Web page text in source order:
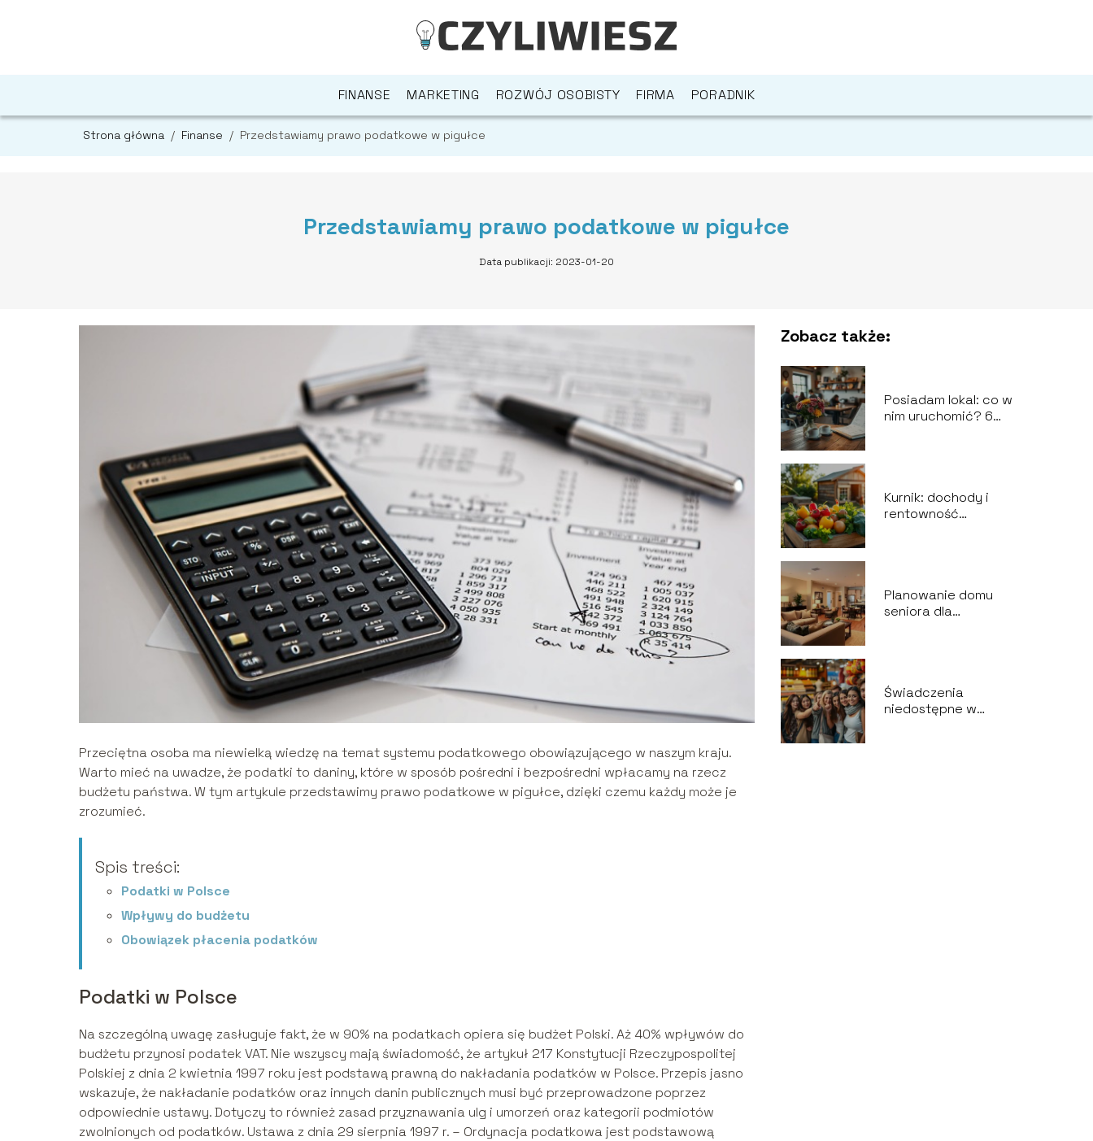
FINANSE MARKETING ROZWÓJ OSOBISTY FIRMA PORADNIK
Strona główna / Finanse / Przedstawiamy prawo podatkowe w pigułce
Przedstawiamy prawo podatkowe w pigułce
Data publikacji: 2023-01-20
Przeciętna osoba ma niewielką wiedzę na temat systemu podatkowego obowiązującego w naszym kraju.
Warto mieć na uwadze, że podatki to daniny, które w sposób pośredni i bezpośredni wpłacamy na rzecz
budżetu państwa. W tym artykule przedstawimy prawo podatkowe w pigułce, dzięki czemu każdy może je
zrozumieć.
Spis treści:
Podatki w Polsce
Wpływy do budżetu
Obowiązek płacenia podatków
Podatki w Polsce
Na szczególną uwagę zasługuje fakt, że w 90% na podatkach opiera się budżet Polski. Aż 40% wpływów do
budżetu przynosi podatek VAT. Nie wszyscy mają świadomość, że artykuł 217 Konstytucji Rzeczypospolitej
Polskiej z dnia 2 kwietnia 1997 roku jest podstawą prawną do nakładania podatków w Polsce. Przepis jasno
wskazuje, że nakładanie podatków oraz innych danin publicznych musi być przeprowadzone poprzez
odpowiednie ustawy. Dotyczy to również zasad przyznawania ulg i umorzeń oraz kategorii podmiotów
zwolnionych od podatków. Ustawa z dnia 29 sierpnia 1997 r. – Ordynacja podatkowa jest podstawową
Zobacz także:
Posiadam lokal: co w
nim uruchomić? 6
Kurnik: dochody i
rentowność
Planowanie domu
seniora dla
Świadczenia
niedostępne w